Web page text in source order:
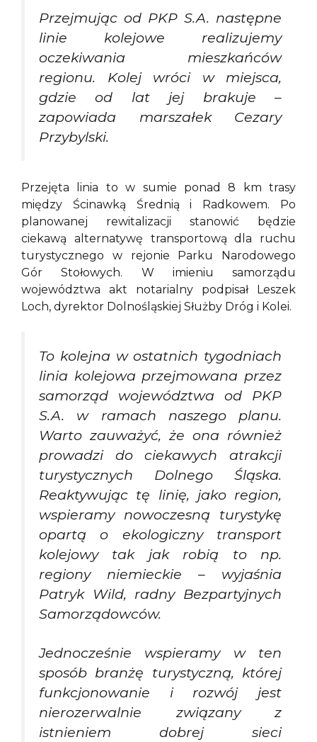
Przejmując od PKP S.A. następne
linie kolejowe realizujemy
oczekiwania mieszkańców
regionu. Kolej wróci w miejsca,
gdzie od lat jej brakuje –
zapowiada marszałek Cezary
Przybylski.
Przejęta linia to w sumie ponad 8 km trasy
między Ścinawką Średnią i Radkowem. Po
planowanej rewitalizacji stanowić będzie
ciekawą alternatywę transportową dla ruchu
turystycznego w rejonie Parku Narodowego
Gór Stołowych. W imieniu samorządu
województwa akt notarialny podpisał Leszek
Loch, dyrektor Dolnośląskiej Służby Dróg i Kolei.
To kolejna w ostatnich tygodniach
linia kolejowa przejmowana przez
samorząd województwa od PKP
S.A. w ramach naszego planu.
Warto zauważyć, że ona również
prowadzi do ciekawych atrakcji
turystycznych Dolnego Śląska.
Reaktywując tę linię, jako region,
wspieramy nowoczesną turystykę
opartą o ekologiczny transport
kolejowy tak jak robią to np.
regiony niemieckie – wyjaśnia
Patryk Wild, radny Bezpartyjnych
Samorządowców.
Jednocześnie wspieramy w ten
sposób branżę turystyczną, której
funkcjonowanie i rozwój jest
nierozerwalnie związany z
istnieniem dobrej sieci